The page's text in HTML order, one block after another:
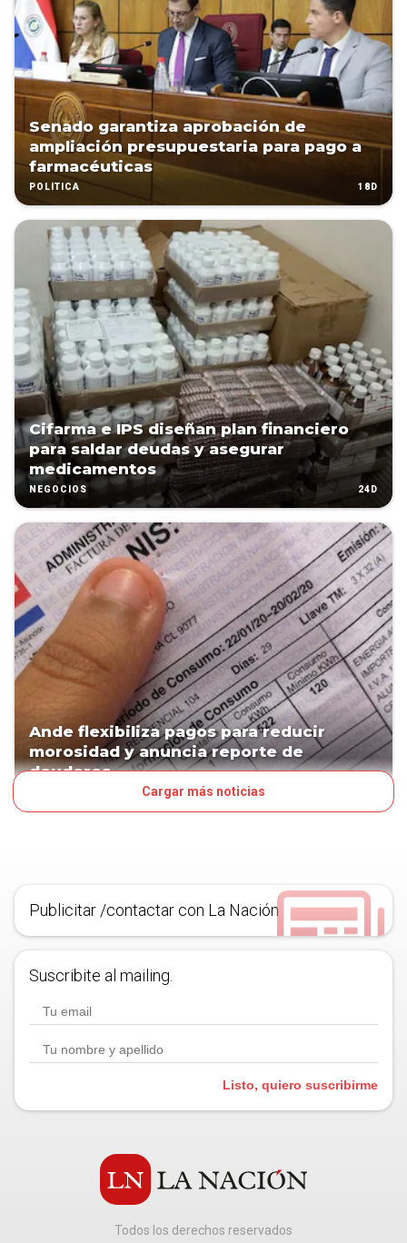
Senado garantiza aprobación de
ampliación presupuestaria para pago a
farmacéuticas
POLÍTICA 18D
Cifarma e IPS diseñan plan financiero
para saldar deudas y asegurar
medicamentos
NEGOCIOS 24D
Ande flexibiliza pagos para reducir
morosidad y anuncia reporte de
deudores
Cargar más noticias
Publicitar /contactar con La Nación
Suscribite al mailing.
Listo, quiero suscribirme
Todos los derechos reservados